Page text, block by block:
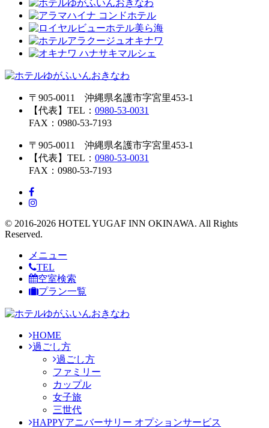
〒905-0011 沖縄県名護市字宮里453-1
【代表】TEL： 0980-53-0031
FAX：0980-53-7193
〒905-0011 沖縄県名護市字宮里453-1
【代表】TEL： 0980-53-0031
FAX：0980-53-7193
© 2016-2026 HOTEL YUGAF INN OKINAWA. All Rights
Reserved.
メニュー
TEL
空室検索
プラン一覧
HOME
過ごし方
過ごし方
ファミリー
カップル
女子旅
三世代
HAPPYアニバーサリー オプションサービス